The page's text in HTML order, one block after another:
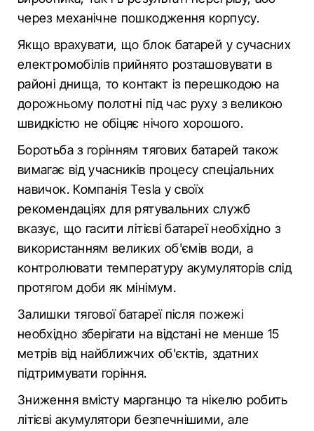
через механічне пошкодження корпусу.
Якщо врахувати, що блок батарей у сучасних
електромобілів прийнято розташовувати в
районі днища, то контакт із перешкодою на
дорожньому полотні під час руху з великою
швидкістю не обіцяє нічого хорошого.
Боротьба з горінням тягових батарей також
вимагає від учасників процесу спеціальних
навичок. Компанія Tesla у своїх
рекомендаціях для рятувальних служб
вказує, що гасити літієві батареї необхідно з
використанням великих об'ємів води, а
контролювати температуру акумуляторів слід
протягом доби як мінімум.
Залишки тягової батареї після пожежі
необхідно зберігати на відстані не менше 15
метрів від найближчих об'єктів, здатних
підтримувати горіння.
Зниження вмісту марганцю та нікелю робить
літієві акумулятори безпечнішими, але